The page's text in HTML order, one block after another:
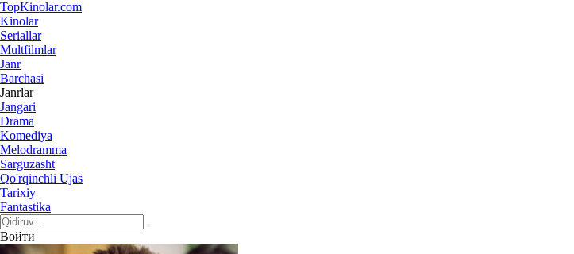
TopKinolar.com
Kinolar
Seriallar
Multfilmlar
Janr
Barchasi
Janrlar
Jangari
Drama
Komediya
Melodramma
Sarguzasht
Qo'rqinchli Ujas
Tarixiy
Fantastika
Войти